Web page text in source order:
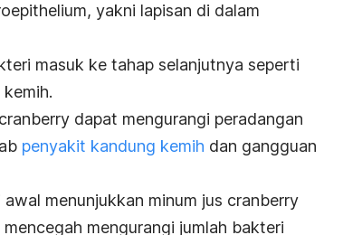
yakni lapisan di dalam
masuk ke tahap selanjutnya seperti
cranberry dapat mengurangi peradangan
penyakit kandung kemih dan gangguan
awal menunjukkan minum jus cranberry
mengurangi jumlah bakteri